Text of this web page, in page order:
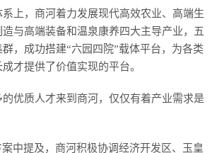
上，商河着力发展现代高效农业、高端生
与高端装备和温泉康养四大主导产业，五
，成功搭建“六园四院”载体平台，为各类
才提供了价值实现的平台。
优质人才来到商河，仅仅有着产业需求是
中提及，商河积极协调经济开发区、玉皇